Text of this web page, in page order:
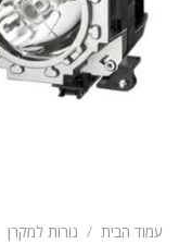
עמוד הבית / נורות למקרן